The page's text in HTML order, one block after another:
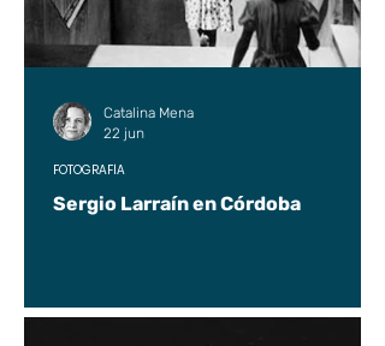
Sergio Larraín en Córdoba
FOTOGRAFÍA
Catalina Mena
22 jun